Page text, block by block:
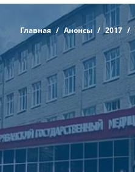
Главная Анонсы 2017